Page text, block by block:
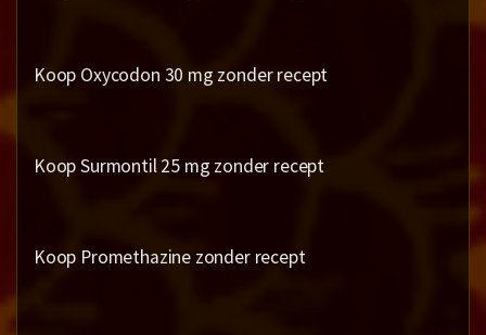
Koop Oxycodon 30 mg zonder recept
Koop Surmontil 25 mg zonder recept
Koop Promethazine zonder recept